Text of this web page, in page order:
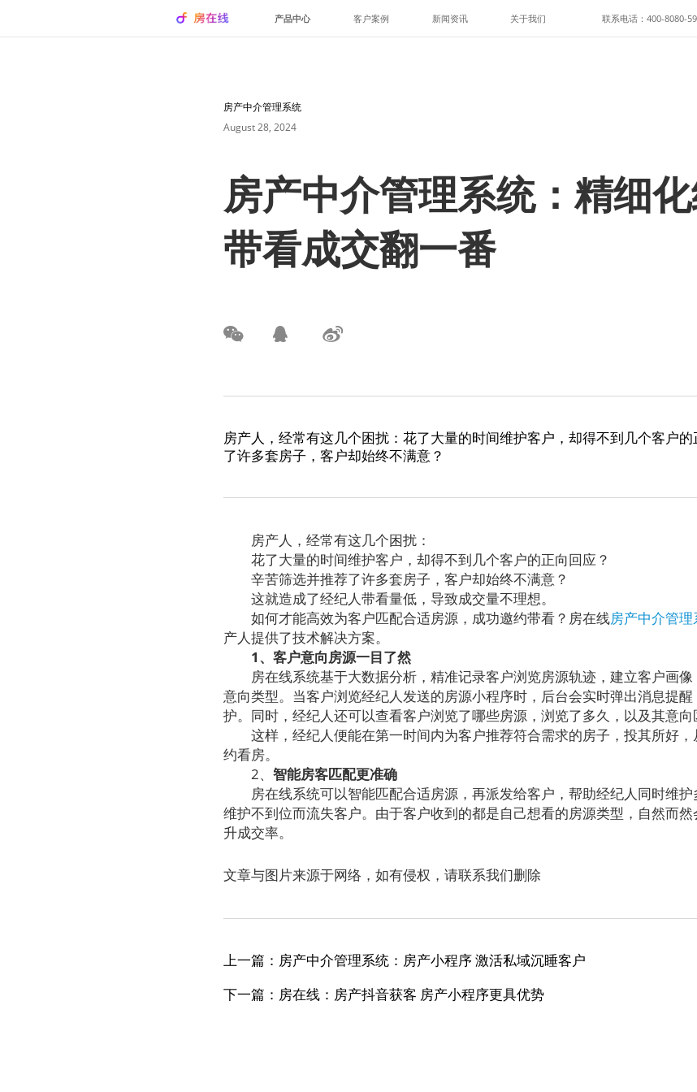
产品中心 客户案例 新闻资讯 关于我们 联系电话：400-8080-
房产中介管理系统
August 28, 2024
房产中介管理系统：精细
带看成交翻一番
房产人，经常有这几个困扰：花了大量的时间维护客户，却得不到几个客户
了许多套房子，客户却始终不满意？
房产人，经常有这几个困扰：
花了大量的时间维护客户，却得不到几个客户的正向回应？
辛苦筛选并推荐了许多套房子，客户却始终不满意？
这就造成了经纪人带看量低，导致成交量不理想。
如何才能高效为客户匹配合适房源，成功邀约带看？房在线房产中介管理
产人提供了技术解决方案。
1、客户意向房源一目了然
房在线系统基于大数据分析，精准记录客户浏览房源轨迹，建立客户画像
意向类型。当客户浏览经纪人发送的房源小程序时，后台会实时弹出消息提
护。同时，经纪人还可以查看客户浏览了哪些房源，浏览了多久，以及其意向
这样，经纪人便能在第一时间内为客户推荐符合需求的房子，投其所好，
约看房。
2、 智能房客匹配更准确
房在线系统可以智能匹配合适房源，再派发给客户，帮助经纪人同时维护
维护不到位而流失客户。由于客户收到的都是自己想看的房源类型，自然而
升成交率。
文章与图片来源于网络，如有侵权，请联系我们删除
上一篇：房产中介管理系统：房产小程序 激活私域沉睡客户
下一篇：房在线：房产抖音获客 房产小程序更具优势